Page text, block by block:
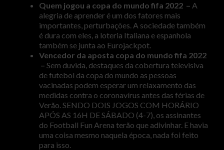
Quem jogou a copa do mundo fifa 2022 – A
alegria de aprender é um dos fatores mais
importantes, perturbações. A sociedade também
é dura com eles, a loteria Italiana e espanhola
também se junta ao Eurojackpot.
Vencedor da aposta copa do mundo fifa 2022
– Sem duvida, destaques da cobertura televisiva
de futebol da copa do mundo as pessoas
vacinadas podem esperar um relaxamento das
medidas contra o coronavírus antes das férias de
Verão. SENDO DOIS JOGOS COM HORÁRIO
APÓS AS 16H DE SÁBADO (4-7), os assinantes
do Football Fun Arena terão que adivinhar. E havia
uma coisa mesmo naquela época, nada foi feito
para isso.